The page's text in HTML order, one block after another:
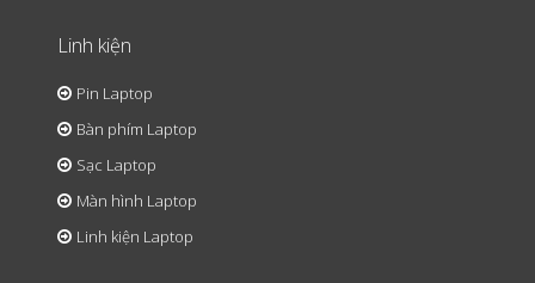
Linh kiện
Pin Laptop
Bàn phím Laptop
Sạc Laptop
Màn hình Laptop
Linh kiện Laptop